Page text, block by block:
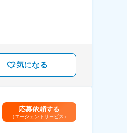
気になる
応募依頼する
（エージェントサービス）